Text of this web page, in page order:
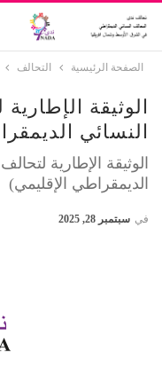
الصفحة الرئيسية التحالف
الوثيقة
النسائي
الوثيقة الإطارية
الديمقراطي الإقليمي)
في سبتمبر 28, 2025